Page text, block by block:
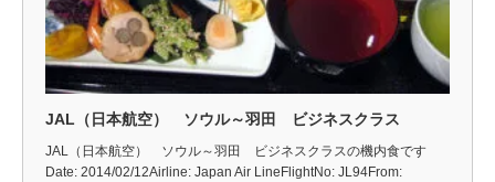
JAL（日本航空） ソウル～羽田 ビジネスクラス
JAL（日本航空） ソウル～羽田 ビジネスクラスの機内食です
Date: 2014/02/12Airline: Japan Air LineFlightNo: JL94From: